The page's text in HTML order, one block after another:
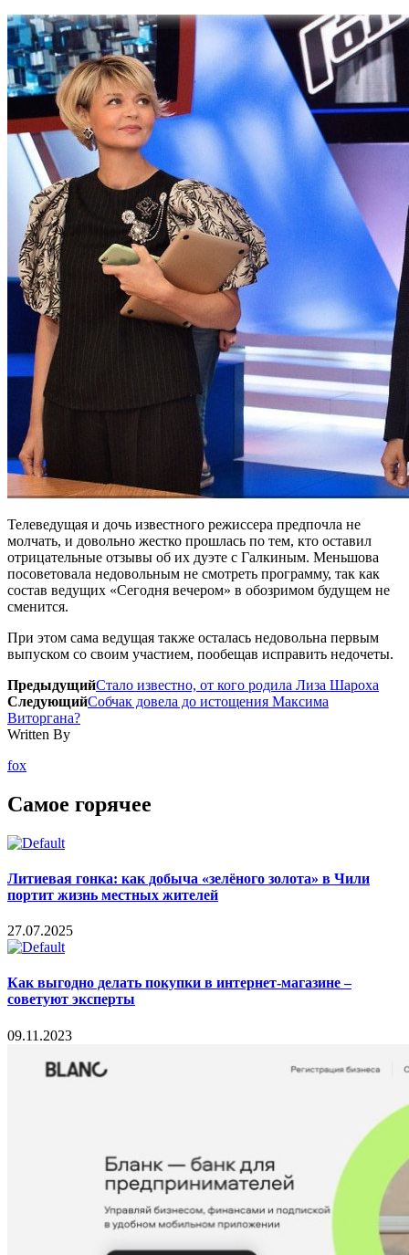
Телеведущая и дочь известного режиссера предпочла не
молчать, и довольно жестко прошлась по тем, кто оставил
отрицательные отзывы об их дуэте с Галкиным. Меньшова
посоветовала недовольным не смотреть программу, так как
состав ведущих «Сегодня вечером» в обозримом будущем не
сменится.
При этом сама ведущая также осталась недовольна первым
выпуском со своим участием, пообещав исправить недочеты.
ПредыдущийСтало известно, от кого родила Лиза Шароха
СледующийСобчак довела до истощения Максима
Виторгана?
Written By
fox
Самое горячее
Литиевая гонка: как добыча «зелёного золота» в Чили
портит жизнь местных жителей
27.07.2025
Как выгодно делать покупки в интернет-магазине –
советуют эксперты
09.11.2023